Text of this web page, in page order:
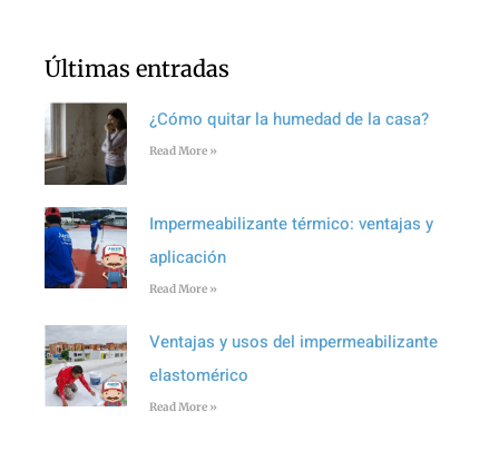
Últimas entradas
¿Cómo quitar la humedad de la casa?
Read More »
Impermeabilizante térmico: ventajas y
aplicación
Read More »
Ventajas y usos del impermeabilizante
elastomérico
Read More »